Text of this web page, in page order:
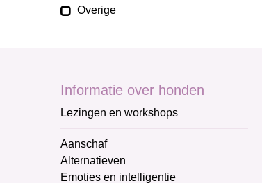
Overige
Informatie over honden
Lezingen en workshops
Aanschaf
Alternatieven
Emoties en intelligentie